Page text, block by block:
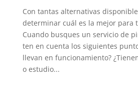
Con tantas alternativas
determinar cuál es la mejor para
Cuando busques un servicio de
ten en cuenta los siguientes
llevan en funcionamiento?
o estudio...